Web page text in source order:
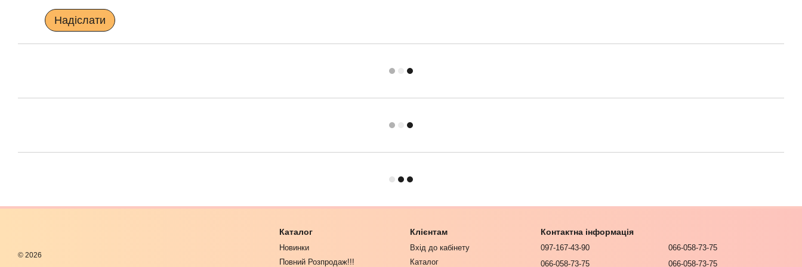
Надіслати
© 2026
Каталог
Новинки
Повний Розпродаж!!!
Клієнтам
Вхід до кабінету
Каталог
Контактна інформація
097-167-43-90
066-058-73-75
066-058-73-75
066-058-73-75